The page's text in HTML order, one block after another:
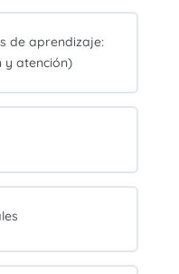
de aprendizaje:
y atención)